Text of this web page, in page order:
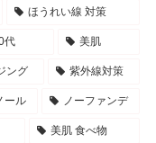
ほうれい線 対策
代 美肌
ング 紫外線対策
ール ノーファンデ
美肌 食べ物